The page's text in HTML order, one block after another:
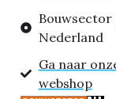
Bouwsector
Nederland
Ga naar
webshop